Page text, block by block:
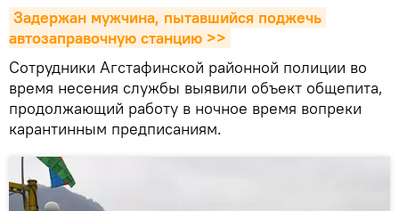
Задержан мужчина, пытавшийся поджечь
автозаправочную станцию >>
Сотрудники Агстафинской районной полиции во
время несения службы выявили объект общепита,
продолжающий работу в ночное время вопреки
карантинным предписаниям.